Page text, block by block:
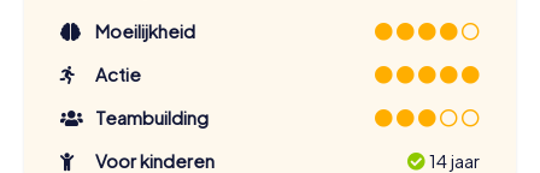
Moeilijkheid
Actie
Teambuilding
Voor kinderen
14 jaar